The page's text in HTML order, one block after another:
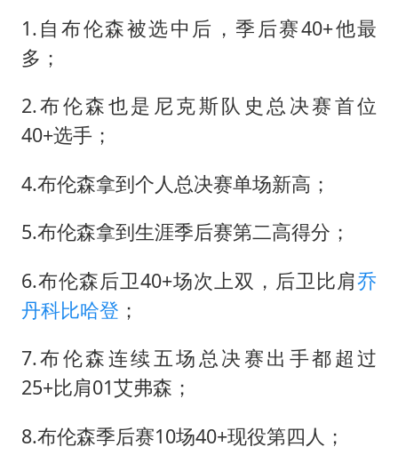
1.自布伦森被选中后，季后赛40+他最
多；
2.布伦森也是尼克斯队史总决赛首位
40+选手；
4.布伦森拿到个人总决赛单场新高；
5.布伦森拿到生涯季后赛第二高得分；
6.布伦森后卫40+场次上双，后卫比肩乔
丹科比哈登 ；
7.布伦森连续五场总决赛出手都超过
25+比肩01艾弗森；
8.布伦森季后赛10场40+现役第四人；